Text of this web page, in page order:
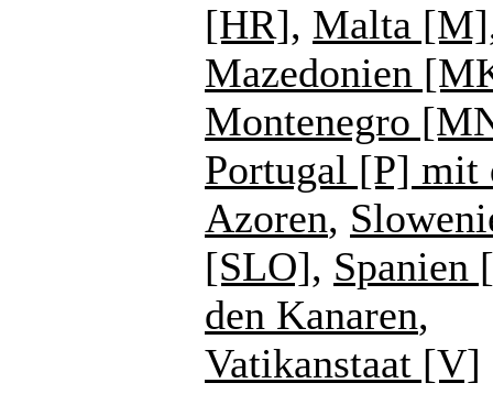
[HR], Malta [M]
Mazedonien
Montenegro
Portugal [P] mit
Azoren,
[SLO], Spanien
den Kanaren,
Vatikanstaat [V]